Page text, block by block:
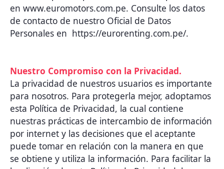
en www.euromotors.com.pe. Consulte los datos
de contacto de nuestro Oficial de Datos
Personales en https://eurorenting.com.pe/.
Nuestro Compromiso con la Privacidad.
La privacidad de nuestros usuarios es importante
para nosotros. Para protegerla mejor, adoptamos
esta Política de Privacidad, la cual contiene
nuestras prácticas de intercambio de información
por internet y las decisiones que el aceptante
puede tomar en relación con la manera en que
se obtiene y utiliza la información. Para facilitar la